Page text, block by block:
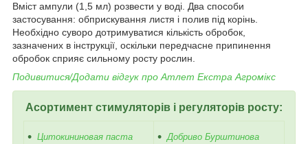
Вміст ампули (1,5 мл) розвести у воді. Два способи
застосування: обприскування листя і полив під корінь.
Необхідно суворо дотримуватися кількість обробок,
зазначених в інструкції, оскільки передчасне припинення
обробок сприяє сильному росту рослин.
Подивитися/Додати відгук проАтлет Екстра Агромікс
Асортимент стимуляторів і регуляторів росту:
Цитокининовая паста
Добриво Бурштинова